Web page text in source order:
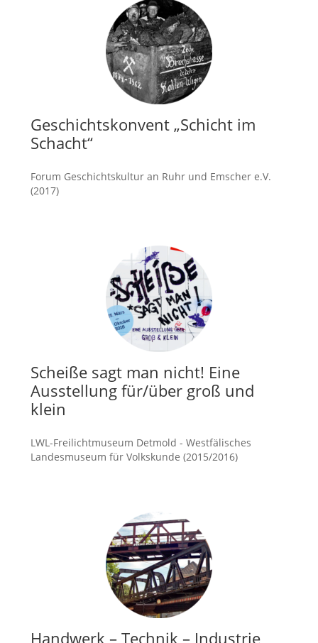
Geschichtskonvent „Schicht im
Schacht“
Forum Geschichtskultur an Ruhr und Emscher e.V.
(2017)
Scheiße sagt man nicht! Eine
Ausstellung für/über groß und
klein
LWL-Freilichtmuseum Detmold - Westfälisches
Landesmuseum für Volkskunde (2015/2016)
Handwerk – Technik – Industrie